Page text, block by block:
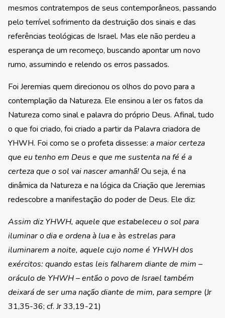
mesmos contratempos de seus contemporâneos, passando
pelo terrível sofrimento da destruição dos sinais e das
referências teológicas de Israel. Mas ele não perdeu a
esperança de um recomeço, buscando apontar um novo
rumo, assumindo e relendo os erros passados.
Foi Jeremias quem direcionou os olhos do povo para a
contemplação da Natureza. Ele ensinou a ler os fatos da
Natureza como sinal e palavra do próprio Deus. Afinal, tudo
o que foi criado, foi criado a partir da Palavra criadora de
YHWH. Foi como se o profeta dissesse: a maior certeza
que eu tenho em Deus e que me sustenta na fé é a
certeza que o sol vai nascer amanhã!Ou seja, é na
dinâmica da Natureza e na lógica da Criação que Jeremias
redescobre a manifestação do poder de Deus. Ele diz:
Assim diz YHWH, aquele que estabeleceu o sol para
iluminar o dia e ordena à lua e às estrelas para
iluminarem a noite, aquele cujo nome é YHWH dos
exércitos: quando estas leis falharem diante de mim –
oráculo de YHWH – então o povo de Israel também
deixará de ser uma nação diante de mim, para sempre (Jr
31,35-36; cf. Jr 33,19-21)